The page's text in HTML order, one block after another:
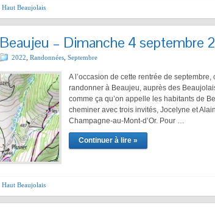
Haut Beaujolais
Beaujeu – Dimanche 4 septembre
2022 Randonnées Septembre
A l’occasion de cette rentrée de
randonner à Beaujeu, auprès des
comme ça qu’on appelle les habitants de
cheminer avec trois invités, Jocelyne et
Champagne-au-Mont-d’Or. Pour …
Continuer à lire »
Haut Beaujolais